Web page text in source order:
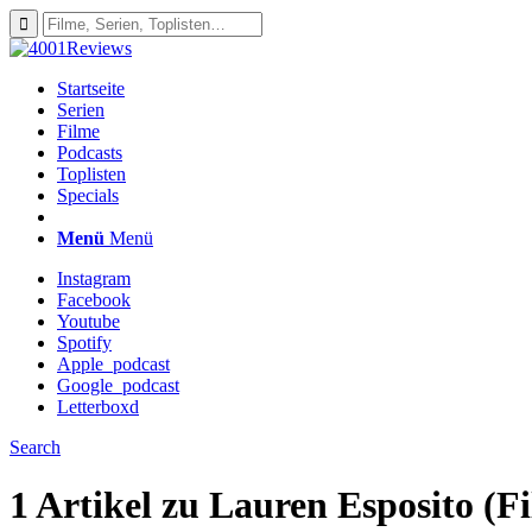
Startseite
Serien
Filme
Podcasts
Toplisten
Specials
Menü Menü
Instagram
Facebook
Youtube
Spotify
Apple_podcast
Google_podcast
Letterboxd
Search
1 Artikel zu Lauren Esposito